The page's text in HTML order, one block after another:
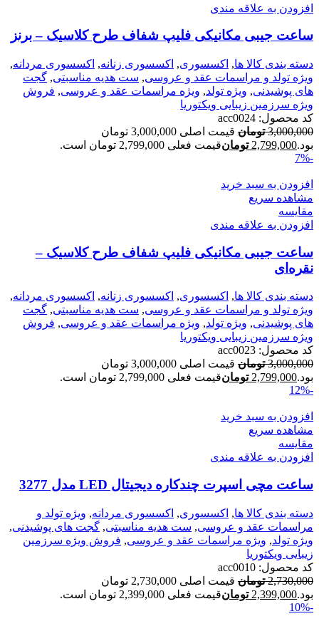
افزودن به علاقه مندی
ساعت جیبی مکانیکی فلیپ شفاف طرح کلاسیک – برنز
دسته بندی کالا ها, اکسسوری, اکسسوری زنانه, اکسسوری مردانه,
ویژه تولد و مراسمات عقد و عروسی, ست هدیه مناسبتی, گجت
های پوشیدنی, ویژه تولد, ویژه مراسمات عقد و عروسی, فروش
ویژه سرزمین زیبایی ویکتوریا
کد محصول: acc0024
3,000,000 تومان
قیمت اصلی 3,000,000 تومان
بود.2,799,000 تومانقیمت فعلی 2,799,000 تومان است.
-7%
افزودن به سبد خرید
مشاهده سریع
مقایسه
افزودن به علاقه مندی
ساعت جیبی مکانیکی فلیپ شفاف طرح کلاسیک –
نقره‌ای
دسته بندی کالا ها, اکسسوری, اکسسوری زنانه, اکسسوری مردانه,
ویژه تولد و مراسمات عقد و عروسی, ست هدیه مناسبتی, گجت
های پوشیدنی, ویژه تولد, ویژه مراسمات عقد و عروسی, فروش
ویژه سرزمین زیبایی ویکتوریا
کد محصول: acc0023
3,000,000 تومان
قیمت اصلی 3,000,000 تومان
بود.2,799,000 تومانقیمت فعلی 2,799,000 تومان است.
-12%
افزودن به سبد خرید
مشاهده سریع
مقایسه
افزودن به علاقه مندی
ساعت مچی اسپرت چندکاره دیجیتال LED مدل 3277
دسته بندی کالا ها, اکسسوری, اکسسوری مردانه, ویژه تولد و
مراسمات عقد و عروسی, ست هدیه مناسبتی, گجت های پوشیدنی,
ویژه تولد, ویژه مراسمات عقد و عروسی, فروش ویژه سرزمین
زیبایی ویکتوریا
کد محصول: acc0010
2,730,000 تومان
قیمت اصلی 2,730,000 تومان
بود.2,399,000 تومانقیمت فعلی 2,399,000 تومان است.
-10%